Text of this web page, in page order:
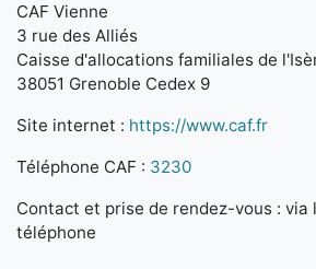
CAF Vienne
3 rue des Alliés
Caisse d'allocations familiales de
38051 Grenoble Cedex 9
Site internet : https://www.caf.fr
Téléphone CAF : 3230
Contact et prise de rendez-vous : via
téléphone